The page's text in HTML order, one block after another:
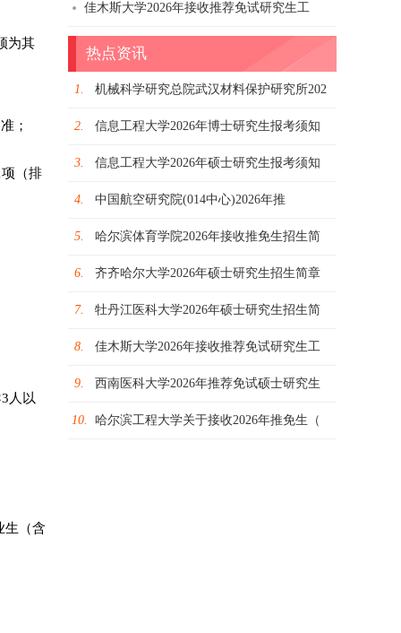
为其
；
（排
人以
生（含
佳木斯大学2026年接收推荐免试研究生工
热点资讯
1. 机械科学研究总院武汉材料保护研究所202
2. 信息工程大学2026年博士研究生报考须知
3. 信息工程大学2026年硕士研究生报考须知
4. 中国航空研究院(014中心)2026年推
5. 哈尔滨体育学院2026年接收推免生招生简
6. 齐齐哈尔大学2026年硕士研究生招生简章
7. 牡丹江医科大学2026年硕士研究生招生简
8. 佳木斯大学2026年接收推荐免试研究生工
9. 西南医科大学2026年推荐免试硕士研究生
10. 哈尔滨工程大学关于接收2026年推免生（